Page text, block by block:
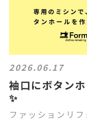
2026.06.17
袖口にボタン
✨
ファッションリ